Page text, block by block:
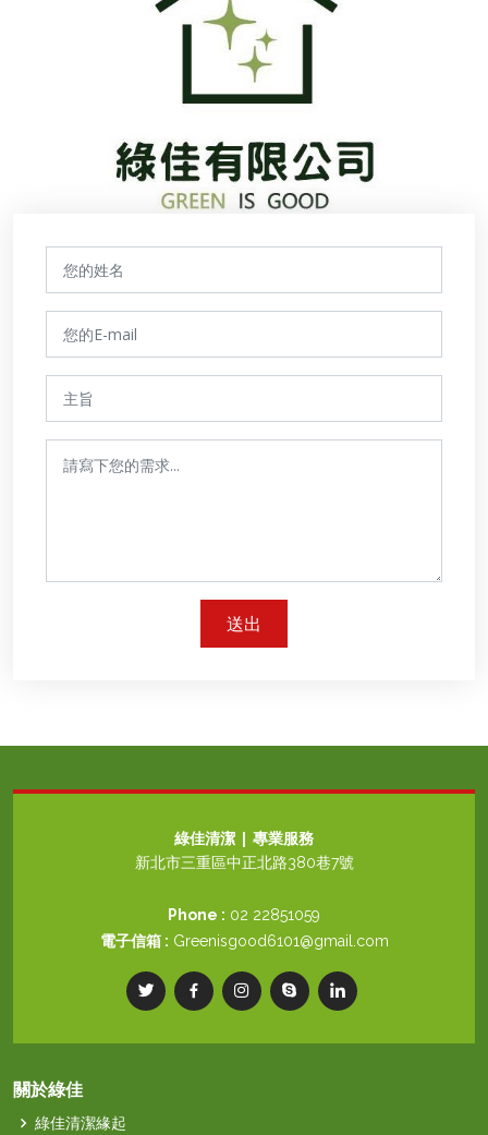
送出
綠佳清潔 | 專業服務
新北市三重區中正北路380巷7號
Phone : 02 22851059
電子信箱 : Greenisgood6101@gmail.com
關於綠佳
綠佳清潔緣起